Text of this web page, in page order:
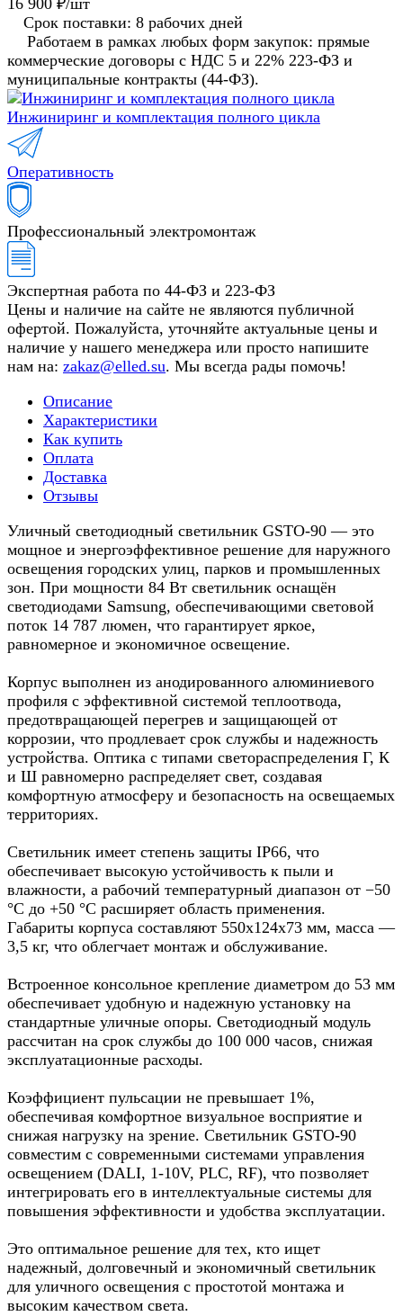
16 900 ₽/шт
Срок поставки: 8 рабочих дней
Работаем в рамках любых форм закупок: прямые
коммерческие договоры с НДС 5 и 22% 223-ФЗ и
муниципальные контракты (44-ФЗ).
Инжиниринг и комплектация полного цикла
Оперативность
Профессиональный электромонтаж
Экспертная работа по 44-ФЗ и 223-ФЗ
Цены и наличие на сайте не являются публичной
офертой. Пожалуйста, уточняйте актуальные цены и
наличие у нашего менеджера или просто напишите
нам на: zakaz@elled.su. Мы всегда рады помочь!
Описание
Характеристики
Как купить
Оплата
Доставка
Отзывы
Уличный светодиодный светильник GSTO-90 — это
мощное и энергоэффективное решение для наружного
освещения городских улиц, парков и промышленных
зон. При мощности 84 Вт светильник оснащён
светодиодами Samsung, обеспечивающими световой
поток 14 787 люмен, что гарантирует яркое,
равномерное и экономичное освещение.
Корпус выполнен из анодированного алюминиевого
профиля с эффективной системой теплоотвода,
предотвращающей перегрев и защищающей от
коррозии, что продлевает срок службы и надежность
устройства. Оптика с типами светораспределения Г, К
и Ш равномерно распределяет свет, создавая
комфортную атмосферу и безопасность на освещаемых
территориях.
Светильник имеет степень защиты IP66, что
обеспечивает высокую устойчивость к пыли и
влажности, а рабочий температурный диапазон от −50
°C до +50 °C расширяет область применения.
Габариты корпуса составляют 550х124х73 мм, масса —
3,5 кг, что облегчает монтаж и обслуживание.
Встроенное консольное крепление диаметром до 53 мм
обеспечивает удобную и надежную установку на
стандартные уличные опоры. Светодиодный модуль
рассчитан на срок службы до 100 000 часов, снижая
эксплуатационные расходы.
Коэффициент пульсации не превышает 1%,
обеспечивая комфортное визуальное восприятие и
снижая нагрузку на зрение. Светильник GSTO-90
совместим с современными системами управления
освещением (DALI, 1-10V, PLC, RF), что позволяет
интегрировать его в интеллектуальные системы для
повышения эффективности и удобства эксплуатации.
Это оптимальное решение для тех, кто ищет
надежный, долговечный и экономичный светильник
для уличного освещения с простотой монтажа и
высоким качеством света.